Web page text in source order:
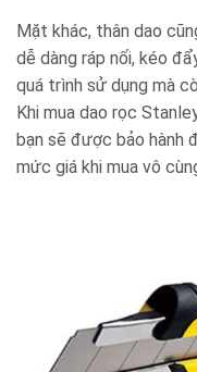
Mặt khác, thân dao
dễ dàng ráp nối, kéo
quá trình sử dụng mà
Khi mua dao rọc
bạn sẽ được bảo hành
mức giá khi mua vô